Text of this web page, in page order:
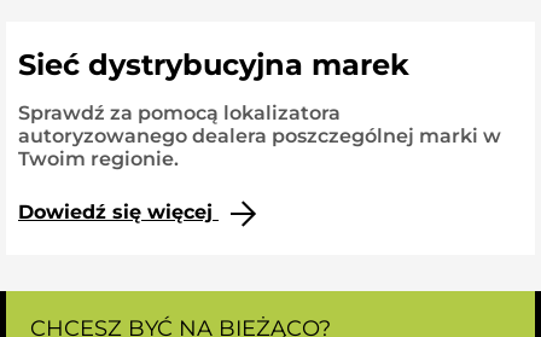
Sieć dystrybucyjna marek
Sprawdź za pomocą lokalizatora
autoryzowanego dealera poszczególnej marki w
Twoim regionie.
Dowiedź się więcej
CHCESZ BYĆ NA BIEŻĄCO?